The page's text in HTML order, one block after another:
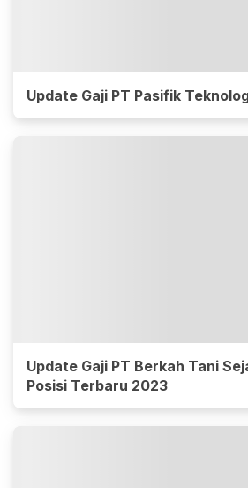
Update Gaji PT Pasifik
Update Gaji PT Berkah Tani
Posisi Terbaru 2023